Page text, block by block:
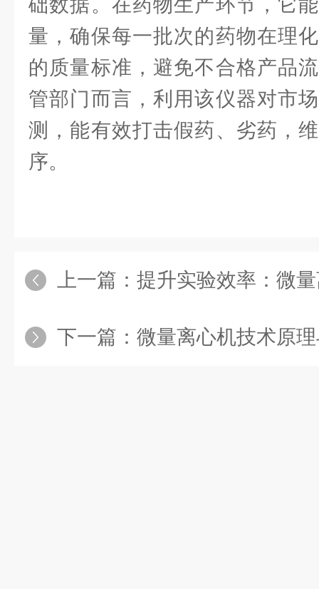
础数据。在药物生产环节，它
量，确保每一批次的药物在理
的质量标准，避免不合格产品
管部门而言，利用该仪器对市
测，能有效打击假药、劣药，
序。
上一篇： 提升实验效率：微量离心
下一篇： 微量离心机技术原